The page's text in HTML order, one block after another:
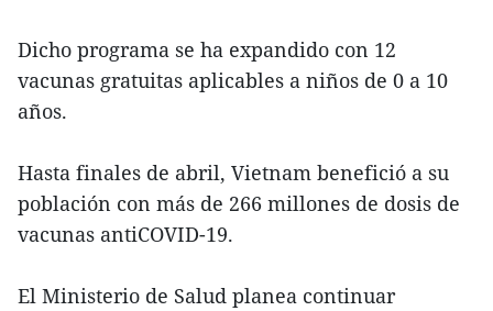
Dicho programa se ha expandido con 12
vacunas gratuitas aplicables a niños de 0 a 10
años.
Hasta finales de abril, Vietnam benefició a su
población con más de 266 millones de dosis de
vacunas antiCOVID-19.
El Ministerio de Salud planea continuar